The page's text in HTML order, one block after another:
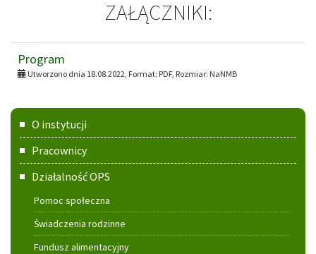
ZAŁĄCZNIKI:
Program
Utworzono dnia 18.08.2022, Format: PDF, Rozmiar: NaNMB
Menu
główne
O instytucji
Pracownicy
Działalność OPS
Pomoc społeczna
Świadczenia rodzinne
Fundusz alimentacyjny